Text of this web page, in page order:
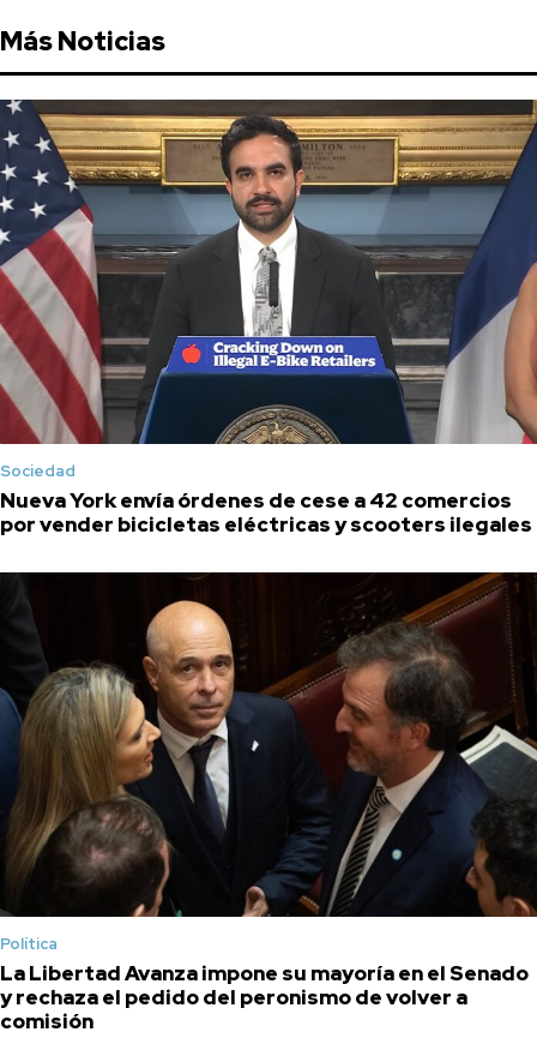
Más Noticias
Sociedad
Nueva York envía órdenes de cese a 42 comercios
por vender bicicletas eléctricas y scooters ilegales
Política
La Libertad Avanza impone su mayoría en el Senado
y rechaza el pedido del peronismo de volver a
comisión